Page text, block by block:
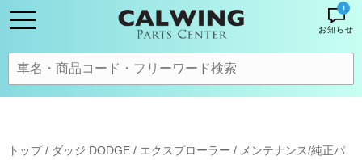
!
お知らせ
トップ/ ダッジ DODGE / エクスプローラー / メンテナンス/純正パ